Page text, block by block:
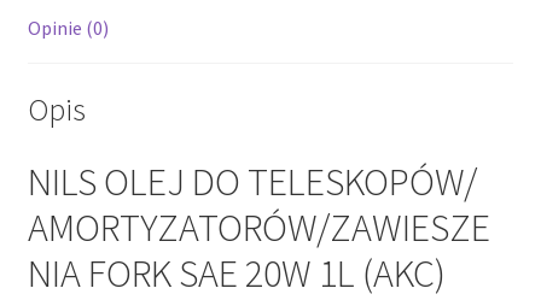
Opinie (0)
Opis
NILS OLEJ DO TELESKOPÓW/
AMORTYZATORÓW/ZAWIESZE
NIA FORK SAE 20W 1L (AKC)